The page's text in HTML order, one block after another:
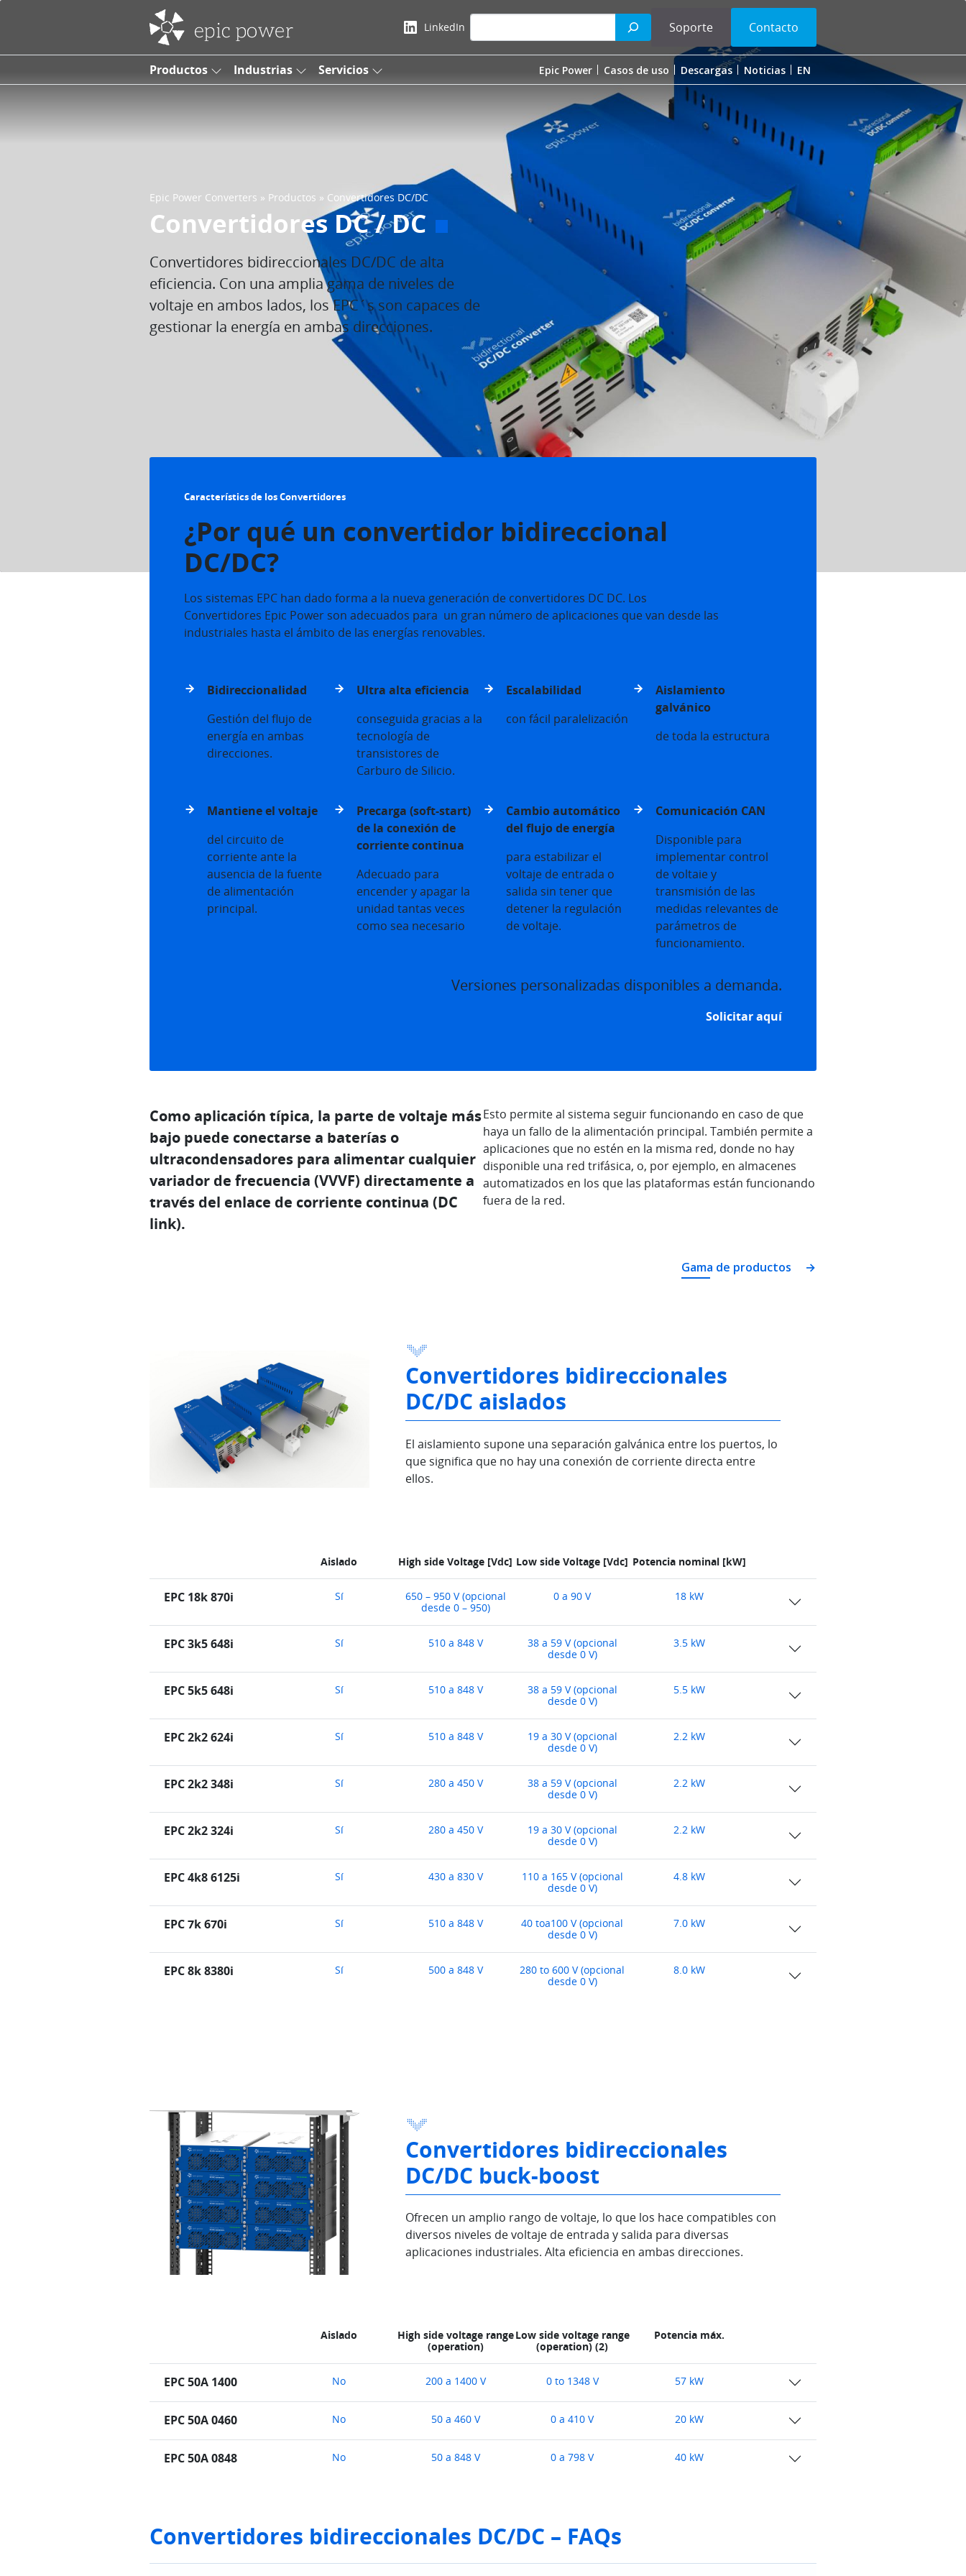
Navegación principal LinkedIn Soporte Contacto
Productos Industrias Servicios Epic Power Casos de uso Descargas Noticias EN
Epic Power Converters » Productos » Convertidores DC/DC
Convertidores DC / DC
Convertidores bidireccionales DC/DC de alta
eficiencia. Con una amplia gama de niveles de
voltaje en ambos lados, los EPC´s son capaces de
gestionar la energía en ambas direcciones.
Característics de los Convertidores
¿Por qué un convertidor bidireccional
DC/DC?
Los sistemas EPC han dado forma a la nueva generación de convertidores DC DC. Los
Convertidores Epic Power son adecuados para un gran número de aplicaciones que van desde las
industriales hasta el ámbito de las energías renovables.
Bidireccionalidad
Gestión del flujo de
energía en ambas
direcciones.
Ultra alta eficiencia
conseguida gracias a la
tecnología de
transistores de
Carburo de Silicio.
Escalabilidad
con fácil paralelización
Aislamiento
galvánico
de toda la estructura
Mantiene el voltaje
del circuito de
corriente ante la
ausencia de la fuente
de alimentación
principal.
Precarga (soft-start)
de la conexión de
corriente continua
Adecuado para
encender y apagar la
unidad tantas veces
como sea necesario
Cambio automático
del flujo de energía
para estabilizar el
voltaje de entrada o
salida sin tener que
detener la regulación
de voltaje.
Comunicación CAN
Disponible para
implementar control
de voltaie y
transmisión de las
medidas relevantes de
parámetros de
funcionamiento.
Versiones personalizadas disponibles a demanda.
Solicitar aquí
Como aplicación típica, la parte de voltaje más
bajo puede conectarse a baterías o
ultracondensadores para alimentar cualquier
variador de frecuencia (VVVF) directamente a
través del enlace de corriente continua (DC
link).
Esto permite al sistema seguir funcionando en caso de que
haya un fallo de la alimentación principal. También permite a
aplicaciones que no estén en la misma red, donde no hay
disponible una red trifásica, o, por ejemplo, en almacenes
automatizados en los que las plataformas están funcionando
fuera de la red.
Gama de productos
Convertidores bidireccionales
DC/DC aislados
El aislamiento supone una separación galvánica entre los puertos, lo
que significa que no hay una conexión de corriente directa entre
ellos.
Aislado High side Voltage [Vdc] Low side Voltage [Vdc] Potencia nominal [kW]
EPC 18k 870i Sí
650 – 950 V (opcional
desde 0 – 950)
0 a 90 V 18 kW
EPC 3k5 648i Sí 510 a 848 V
38 a 59 V (opcional
desde 0 V)
3.5 kW
EPC 5k5 648i Sí 510 a 848 V
38 a 59 V (opcional
desde 0 V)
5.5 kW
EPC 2k2 624i Sí 510 a 848 V
19 a 30 V (opcional
desde 0 V)
2.2 kW
EPC 2k2 348i Sí 280 a 450 V
38 a 59 V (opcional
desde 0 V)
2.2 kW
EPC 2k2 324i Sí 280 a 450 V
19 a 30 V (opcional
desde 0 V)
2.2 kW
EPC 4k8 6125i Sí 430 a 830 V
110 a 165 V (opcional
desde 0 V)
4.8 kW
EPC 7k 670i Sí 510 a 848 V
40 toa100 V (opcional
desde 0 V)
7.0 kW
EPC 8k 8380i Sí 500 a 848 V
280 to 600 V (opcional
desde 0 V)
8.0 kW
Convertidores bidireccionales
DC/DC buck-boost
Ofrecen un amplio rango de voltaje, lo que los hace compatibles con
diversos niveles de voltaje de entrada y salida para diversas
aplicaciones industriales. Alta eficiencia en ambas direcciones.
Aislado
High side voltage range
(operation)
Low side voltage range
(operation) (2)
Potencia máx.
EPC 50A 1400 No 200 a 1400 V 0 to 1348 V 57 kW
EPC 50A 0460 No 50 a 460 V 0 a 410 V 20 kW
EPC 50A 0848 No 50 a 848 V 0 a 798 V 40 kW
Convertidores bidireccionales DC/DC – FAQs